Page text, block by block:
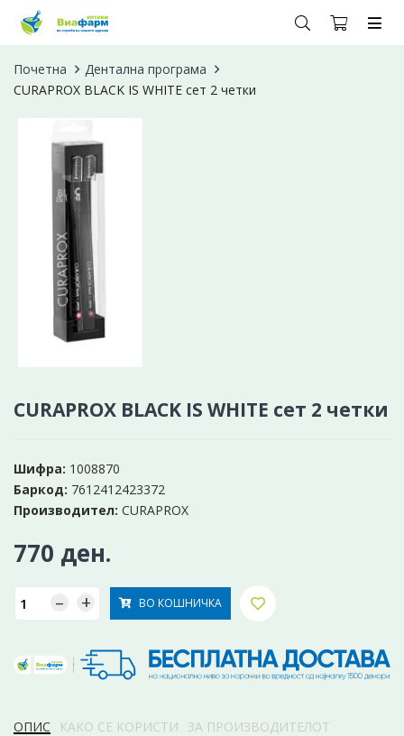
Почетна
Дентална програма
CURAPROX BLACK IS WHITE сет 2 четки
CURAPROX BLACK IS WHITE сет 2 четки
Шифра: 1008870
Баркод: 7612412423372
Производител: CURAPROX
770 ден.
– + ВО КОШНИЧКА
ОПИС КАКО СЕ КОРИСТИ ЗА ПРОИЗВОДИТЕЛОТ